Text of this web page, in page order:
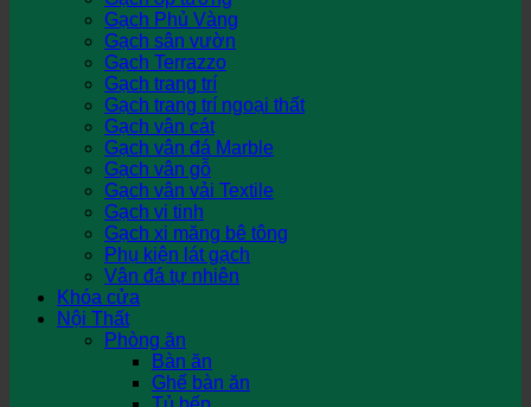
Gạch Phủ Vàng
Gạch sân vườn
Gạch Terrazzo
Gạch trang trí
Gạch trang trí ngoại thất
Gạch vân cát
Gạch vân đá Marble
Gạch vân gỗ
Gạch vân vải Textile
Gạch vi tinh
Gạch xi măng bê tông
Phụ kiện lát gạch
Vân đá tự nhiên
Khóa cửa
Nội Thất
Phòng ăn
Bàn ăn
Ghế bàn ăn